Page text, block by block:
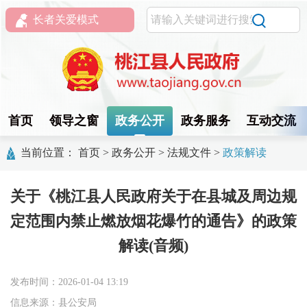
长者关爱模式
首页 领导之窗 政务公开 政务服务 互动交流
当前位置： 首页 > 政务公开 > 法规文件 > 政策解读
关于《桃江县人民政府关于在县城及周边规
定范围内禁止燃放烟花爆竹的通告》的政策
解读(音频)
发布时间：2026-01-04 13:19
信息来源：县公安局